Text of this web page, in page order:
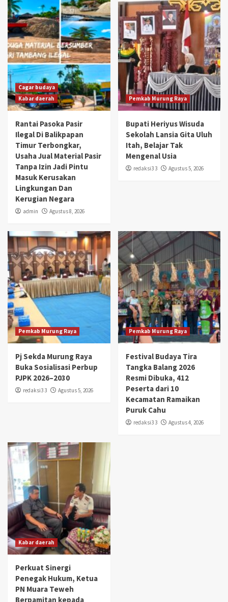
Cagar budaya
Kabar daerah
Rantai Pasoka Pasir
Ilegal Di Balikpapan
Timur Terbongkar,
Usaha Jual Material Pasir
Tanpa Izin Jadi Pintu
Masuk Kerusakan
Lingkungan Dan
Kerugian Negara
admin Agustus 8, 2026
Pemkab Murung Raya
Bupati Heriyus Wisuda
Sekolah Lansia Gita Uluh
Itah, Belajar Tak
Mengenal Usia
redaksi3 3 Agustus 5, 2026
Pemkab Murung Raya
Pj Sekda Murung Raya
Buka Sosialisasi Perbup
PJPK 2026–2030
redaksi3 3 Agustus 5, 2026
Pemkab Murung Raya
Festival Budaya Tira
Tangka Balang 2026
Resmi Dibuka, 412
Peserta dari 10
Kecamatan Ramaikan
Puruk Cahu
redaksi3 3 Agustus 4, 2026
Kabar daerah
Perkuat Sinergi
Penegak Hukum, Ketua
PN Muara Teweh
Berpamitan kepada